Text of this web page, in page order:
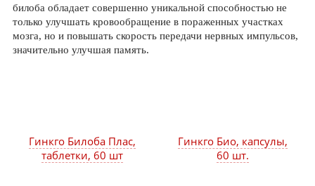
билоба обладает совершенно уникальной способностью не
только улучшать кровообращение в пораженных участках
мозга, но и повышать скорость передачи нервных импульсов,
значительно улучшая память.
Гинкго Билоба Плас,
таблетки, 60 шт
Гинкго Био, капсулы,
60 шт.